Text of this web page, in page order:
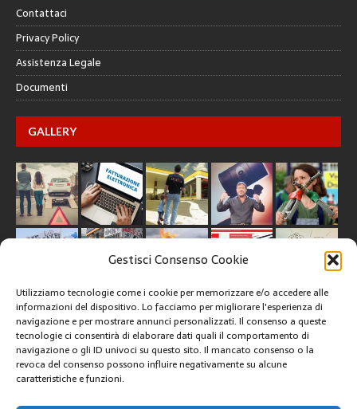
Gestisci Consenso Cookie
Utilizziamo tecnologie come i cookie per memorizzare e/o accedere alle
informazioni del dispositivo. Lo facciamo per migliorare l'esperienza di
navigazione e per mostrare annunci personalizzati. Il consenso a queste
tecnologie ci consentirà di elaborare dati quali il comportamento di
navigazione o gli ID univoci su questo sito. Il mancato consenso o la
revoca del consenso possono influire negativamente su alcune
caratteristiche e funzioni.
Contattaci
Privacy Policy
Assistenza Legale
Documenti
GALLERY
CREATIVE COMMONS
Questa opera è concessa in licenza con i termini